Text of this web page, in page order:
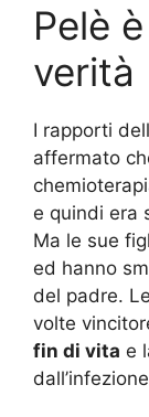
Pelè
verità
I rapporti
affermato
e quindi era
Ma le sue
ed hanno
del padre.
volte
fin di vita e